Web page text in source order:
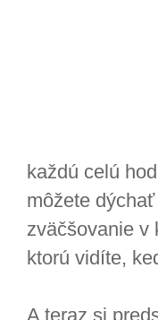
každú celú
môžete
zväčšovanie v
ktorú vidíte,
A teraz si